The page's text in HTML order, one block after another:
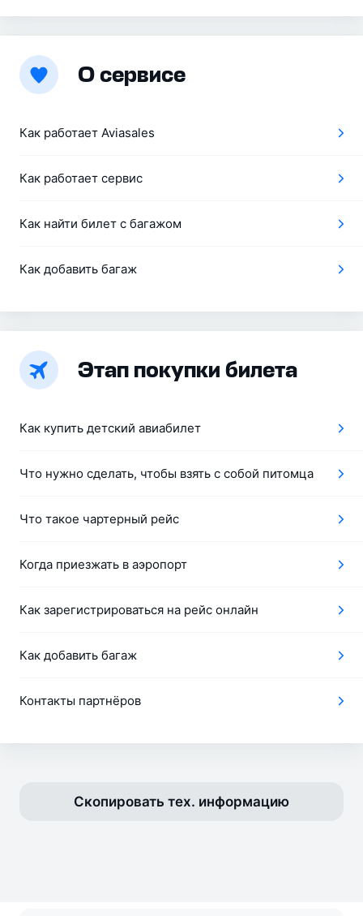
О сервисе
Как работает Aviasales
Как работает сервис
Как найти билет с багажом
Как добавить багаж
Этап покупки билета
Как купить детский авиабилет
Что нужно сделать, чтобы взять с собой питомца
Что такое чартерный рейс
Когда приезжать в аэропорт
Как зарегистрироваться на рейс онлайн
Как добавить багаж
Контакты партнёров
Скопировать тех. информацию